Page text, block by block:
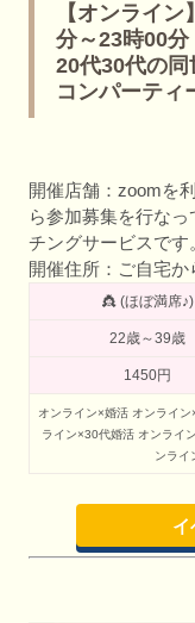
【オンライ
分～23時00分
20代30代の
コンパーティ
開催店舗：zoomを
ら参加募集を行な
チングサービスです
開催住所：ご自宅か
👸 (ほぼ満席♪)
22歳～39歳
1450円
オンライン×婚活 オンライン
ライン×30代婚活 オンライ
ンライ
イ